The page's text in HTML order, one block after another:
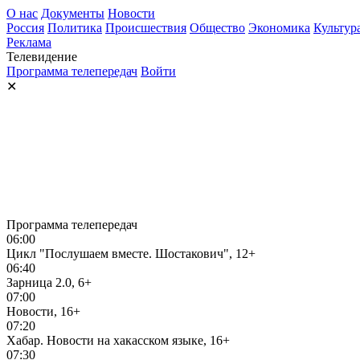
О нас Документы Новости
Россия Политика Происшествия Общество Экономика
Реклама
Телевидение
Программа телепередач Войти
✕
Программа телепередач
06:00
Цикл "Послушаем вместе. Шостакович", 12+
06:40
Зарница 2.0, 6+
07:00
Новости, 16+
07:20
Хабар. Новости на хакасском языке, 16+
07:30